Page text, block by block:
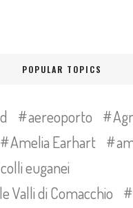
POPULAR TOPICS
aereoporto
Amelia Earhart
euganei
Valli di Comacchio